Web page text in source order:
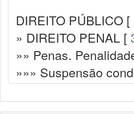
DIREITO PÚBLICO [
» DIREITO PENAL [
»» Penas.
»»» Suspensão